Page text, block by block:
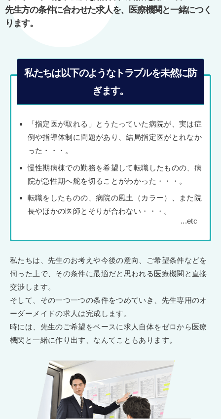
ン
先生方の条件に合わせた求人を、医療機関と一緒につく
ります。
私たちは以下のようなトラブルを未然に防
ぎます。
「指定医が取れる」とうたっていた病院が、実は症
例や指導体制に問題があり、結局指定医がとれなか
った・・・。
慢性期病棟での勤務を希望して転職したものの、病
院が急性期へ舵を切ることがわかった・・・。
転職をしたものの、病院の風土（カラー）、また院
長やほかの医師とそりが合わない・・・。
私たちは、先生のお考えや今後の意向、ご希望条件などを
伺った上で、その条件に最適だと思われる医療機関と直接
交渉します。
そして、その一つ一つの条件をつめていき、先生専用のオ
ーダーメイドの求人は完成します。
時には、先生のご希望をベースに求人自体をゼロから医療
機関と一緒に作り出す、なんてこともあります。